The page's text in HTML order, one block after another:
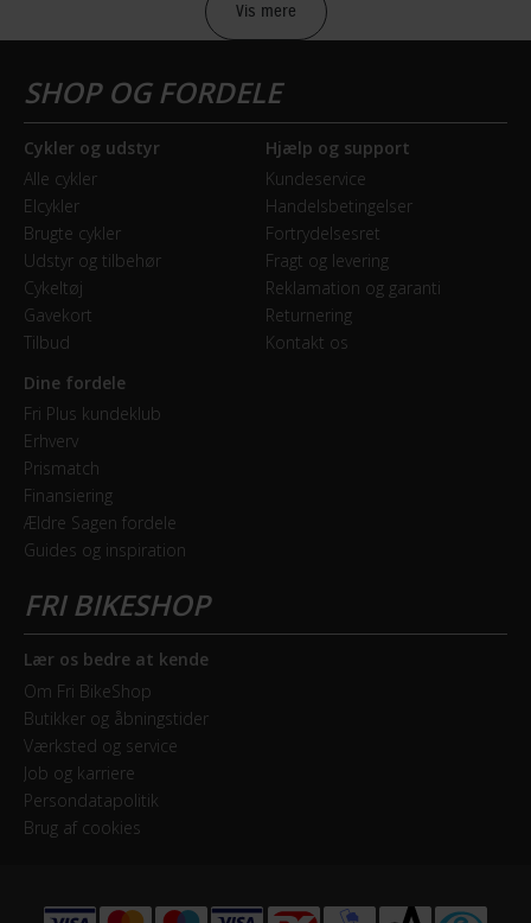
BATTERI
Batteri beskrivelse
Bagagebatteri - 7,8/10,4/15,6AH
BREMSER
Bagbremse
Fodbremse
Forbremse
Hydraulisk skivebremse
ELCYKEL SYSTEM
Display
LED-display, 5 niveauer
Estimeret rækkevidde (km)
30 km - 50 km
Walk assist
Ja
GEAR
Vis mere
Cykler og udstyr
Alle cykler
Elcykler
Brugte cykler
Udstyr og tilbehør
Cykeltøj
Gavekort
Tilbud
Hjælp og support
Kundeservice
Handelsbetingelser
Fortrydelsesret
Fragt og levering
Reklamation og garanti
Returnering
Kontakt os
Dine fordele
Fri Plus kundeklub
Erhverv
Prismatch
Finansiering
Ældre Sagen fordele
Guides og inspiration
Lær os bedre at kende
Om Fri BikeShop
Butikker og åbningstider
Værksted og service
Job og karriere
Persondatapolitik
Brug af cookies